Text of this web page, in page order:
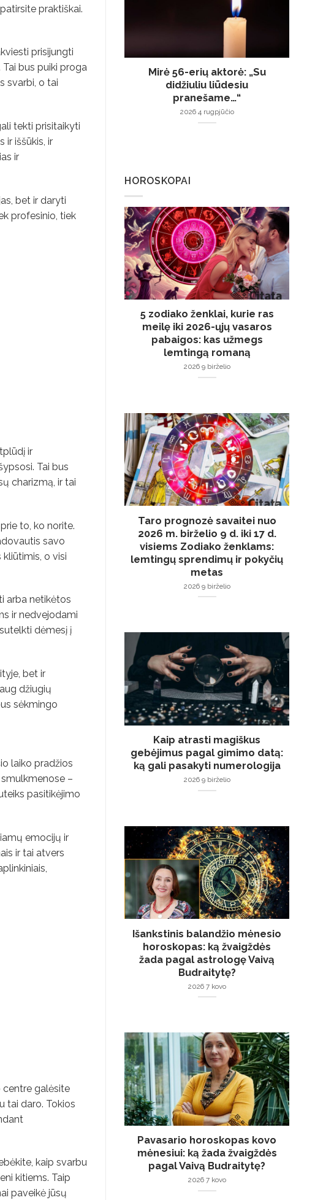
praktiškai.
prisijungti
bus puiki proga
svarbi, o tai
tekti prisitaikyti
ir iššūkis, ir
ir
bet ir daryti
profesinio, tiek
ir
Tai bus
charizmą, ir tai
to, ko norite.
savo
o visi
arba netikėtos
ir nedvejodami
dėmesį į
bet ir
džiugių
sėkmingo
laiko pradžios
–
pasitikėjimo
emocijų ir
ir tai atvers
centre galėsite
tai daro. Tokios
kaip svarbu
kitiems. Taip
paveikė jūsų
Mirė 56-erių aktorė: „Su
didžiuliu liūdesiu
pranešame…“
2026 4 rugpjūčio
HOROSKOPAI
5 zodiako ženklai, kurie ras
meilę iki 2026-ųjų vasaros
pabaigos: kas užmegs
lemtingą romaną
2026 9 birželio
Taro prognozė savaitei nuo
2026 m. birželio 9 d. iki 17 d.
visiems Zodiako ženklams:
lemtingų sprendimų ir pokyčių
metas
2026 9 birželio
Kaip atrasti magiškus
gebėjimus pagal gimimo datą:
ką gali pasakyti numerologija
2026 9 birželio
Išankstinis balandžio mėnesio
horoskopas: ką žvaigždės
žada pagal astrologę Vaivą
Budraitytę?
2026 7 kovo
Pavasario horoskopas kovo
mėnesiui: ką žada žvaigždės
pagal Vaivą Budraitytę?
2026 7 kovo